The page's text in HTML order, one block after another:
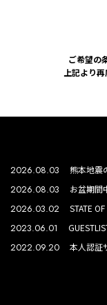
ご希望の
上記より
2026.08.03 熊本地震
2026.08.03 お盆期間
2026.03.02 STATE
2023.06.01
2022.09.20 本人認証